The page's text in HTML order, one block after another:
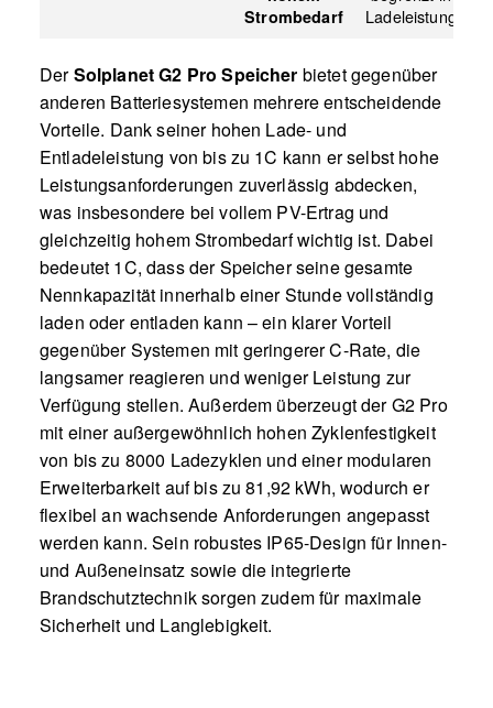
Strombedarf
Ladeleistung
DerSolplanet G2 Pro Speicher bietet gegenüber
anderen Batteriesystemen mehrere entscheidende
Vorteile. Dank seiner hohen Lade- und
Entladeleistung von bis zu 1C kann er selbst hohe
Leistungsanforderungen zuverlässig abdecken,
was insbesondere bei vollem PV-Ertrag und
gleichzeitig hohem Strombedarf wichtig ist. Dabei
bedeutet 1C, dass der Speicher seine gesamte
Nennkapazität innerhalb einer Stunde vollständig
laden oder entladen kann – ein klarer Vorteil
gegenüber Systemen mit geringerer C-Rate, die
langsamer reagieren und weniger Leistung zur
Verfügung stellen. Außerdem überzeugt der G2 Pro
mit einer außergewöhnlich hohen Zyklenfestigkeit
von bis zu 8000 Ladezyklen und einer modularen
Erweiterbarkeit auf bis zu 81,92 kWh, wodurch er
flexibel an wachsende Anforderungen angepasst
werden kann. Sein robustes IP65-Design für Innen-
und Außeneinsatz sowie die integrierte
Brandschutztechnik sorgen zudem für maximale
Sicherheit und Langlebigkeit.